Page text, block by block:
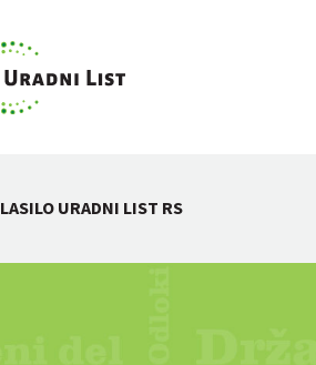
LASILO URADNI LIST RS